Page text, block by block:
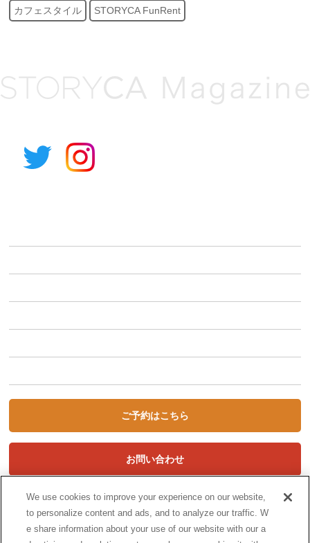
カフェスタイル STORYCA FunRent
ご予約はこちら
お問い合わせ
We use cookies to improve your experience on our website,
to personalize content and ads, and to analyze our traffic. W
e share information about your use of our website with our a